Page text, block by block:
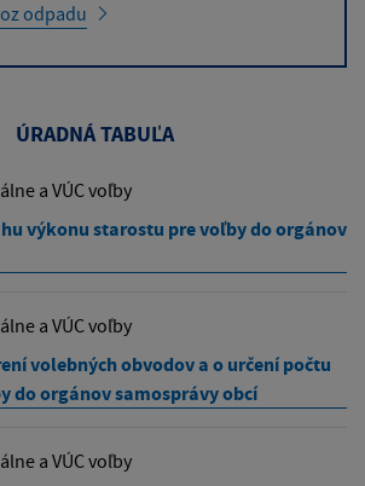
odpadu
ÚRADNÁ TABUĽA
a VÚC voľby
výkonu starostu pre voľby do orgánov
a VÚC voľby
volebných obvodov a o určení počtu
do orgánov samosprávy obcí
a VÚC voľby